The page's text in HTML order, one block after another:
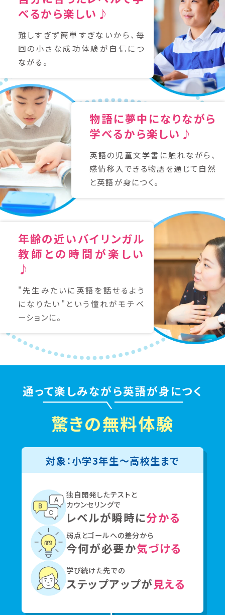
べるから楽しい♪
難しすぎず簡単すぎないから、毎
回の小さな成功体験が自信につ
ながる。
物語に夢中になりながら
学べるから楽しい♪
英語の児童文学書に触れながら、
感情移入できる物語を通じて自然
と英語が身につく。
年齢の近いバイリンガル
教師との時間が楽しい
♪
"先生みたいに英語を話せるよう
になりたい"という憧れがモチベ
ーションに。
通って楽しみながら英語が身につく
驚きの無料体験
対象：小学3年生〜高校生まで
独自開発したテストと
カウンセリングで
レベルが瞬時に分かる
弱点とゴールへの差分から
今何が必要か気づける
学び続けた先での
ステップアップが見える